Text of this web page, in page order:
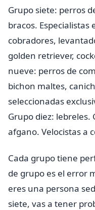
Grupo siete: perros
bracos. Especialistas
cobradores,
golden retriever,
nueve: perros de
bichon maltes,
seleccionadas
Grupo diez: lebreles.
afgano. Velocistas a
Cada grupo tiene
de grupo es el error
eres una persona
siete, vas a tener